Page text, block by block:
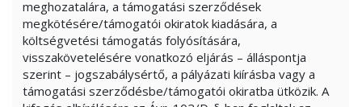
meghozatalára, a támogatási szerződések
megkötésére/támogatói okiratok kiadására, a
költségvetési támogatás folyósítására,
visszakövetelésére vonatkozó eljárás – álláspontja
szerint – jogszabálysértő, a pályázati kiírásba vagy a
támogatási szerződésbe/támogatói okiratba ütközik. A